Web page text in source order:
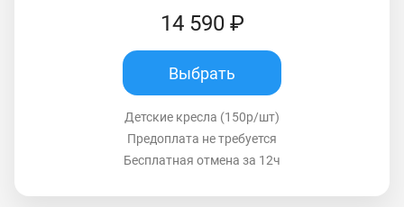
14 590 ₽
Выбрать
Детские кресла (150р/шт)
Предоплата не требуется
Бесплатная отмена за 12ч